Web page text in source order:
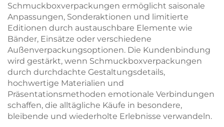
Schmuckboxverpackungen ermöglicht saisonale
Anpassungen, Sonderaktionen und limitierte
Editionen durch austauschbare Elemente wie
Bänder, Einsätze oder verschiedene
Außenverpackungsoptionen. Die Kundenbindung
wird gestärkt, wenn Schmuckboxverpackungen
durch durchdachte Gestaltungsdetails,
hochwertige Materialien und
Präsentationsmethoden emotionale Verbindungen
schaffen, die alltägliche Käufe in besondere,
bleibende und wiederholte Erlebnisse verwandeln.